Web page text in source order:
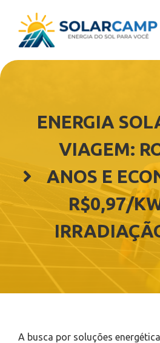
conteúdo
ENERGIA
VIAGEM:
ANOS E
R$0,97/
A busca por soluções